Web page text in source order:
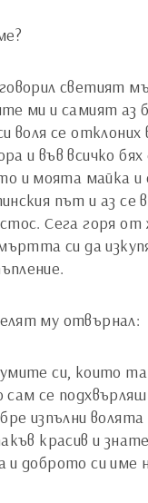
светият
ми и самият аз
воля се
и във всичко
и моята майка
път и аз се
Сега горя от
си да
му отвърнал:
си, които
сам се
изпълни
красив и
и доброто си име